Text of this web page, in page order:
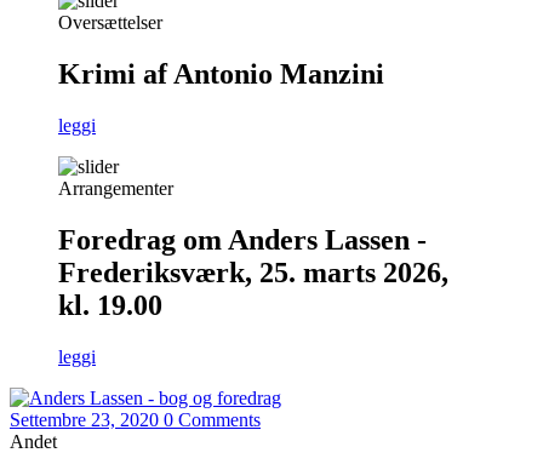
Oversættelser
Krimi af Antonio Manzini
leggi
Arrangementer
Foredrag om Anders Lassen -
Frederiksværk, 25. marts 2026,
kl. 19.00
leggi
Settembre 23, 2020 0 Comments
Andet